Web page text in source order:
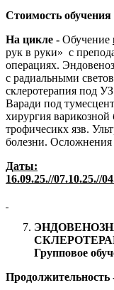
Стоимость обучения
На цикле - Обучение
рук в руки» с
операциях.
с радиальными
склеротерапия под
Варади под
хирургия
трофичесикх язв.
болезни.
Даты:
16.09.25.//07.10.25.//
Групповое
Продолжительность